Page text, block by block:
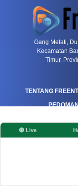
🔴 Live
Gang Melati,
Kecamatan
Timur,
TENTANG
KOREKSI &